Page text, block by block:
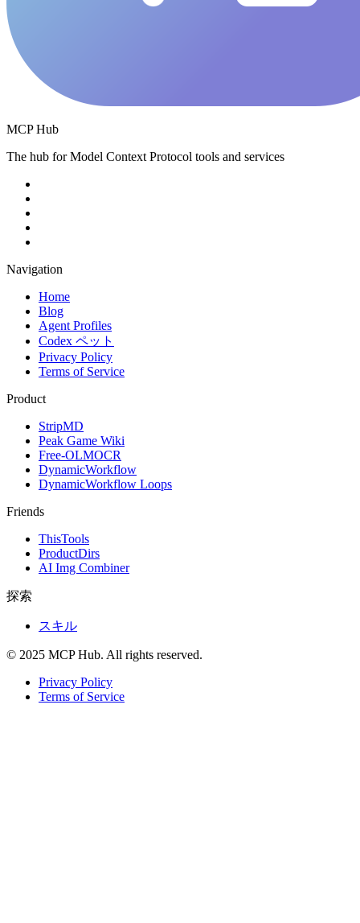
MCP Hub
The hub for Model Context Protocol tools and services
Navigation
Home
Blog
Agent Profiles
Codex ペット
Privacy Policy
Terms of Service
Product
StripMD
Peak Game Wiki
Free-OLMOCR
DynamicWorkflow
DynamicWorkflow Loops
Friends
ThisTools
ProductDirs
AI Img Combiner
探索
スキル
© 2025 MCP Hub. All rights reserved.
Privacy Policy
Terms of Service